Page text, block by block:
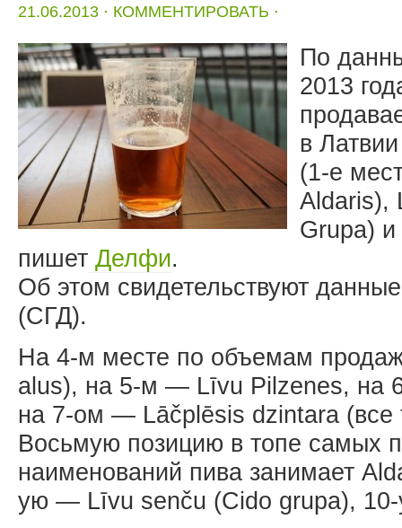
21.06.2013 ⋅ КОММЕНТИРОВАТЬ ⋅
По
2013
в
(1-е
Aldaris),
Grupa)
пишет Делфи.
Об этом свидетельствуют
(СГД).
На 4-м месте по объемам
alus), на 5-м — Līvu Pilzenes, на
на 7-ом — Lāčplēsis dzintara
Восьмую позицию в топе самых
наименований пива занимает
ую — Līvu senču (Cido grupa),